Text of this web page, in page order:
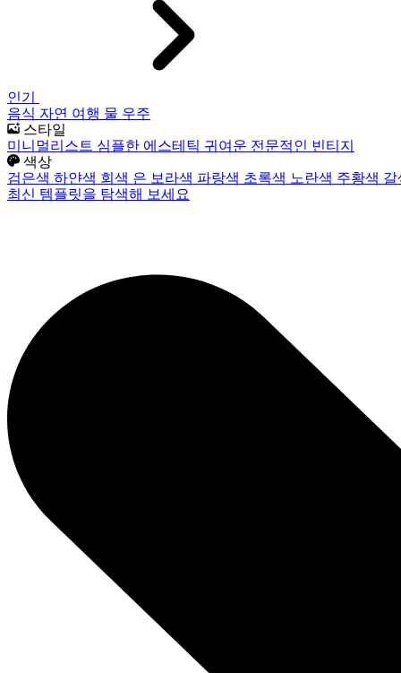
인기
음식 자연 여행 물 우주
스타일
미니멀리스트 심플한 에스테틱 귀여운 전문적인 빈티지
색상
검은색 하얀색 회색 은 보라색 파랑색 초록색 노란색 주황색
최신 템플릿을 탐색해 보세요